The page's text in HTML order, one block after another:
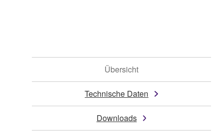
Übersicht
Technische Daten
Downloads